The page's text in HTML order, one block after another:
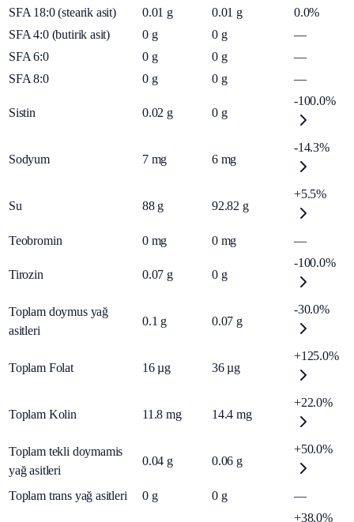
SFA 18:0 (stearik asit) 0.01 g 0.01 g
0.0%
SFA 4:0 (butirik asit)
0 g 0 g
—
SFA 6:0
0 g 0 g
—
SFA 8:0
0 g 0 g —
Sistin 0.02 g 0 g
-100.0%
Sodyum 7 mg 6 mg
-14.3%
Su 88 g 92.82 g
+5.5%
Teobromin 0 mg 0 mg —
Tirozin 0.07 g 0 g
-100.0%
Toplam doymus yağ
asitleri
0.1 g 0.07 g
-30.0%
Toplam Folat 16 µg 36 µg
+125.0%
Toplam Kolin 11.8 mg 14.4 mg
+22.0%
Toplam tekli doymamis
yağ asitleri
0.04 g 0.06 g
+50.0%
Toplam trans yağ asitleri 0 g 0 g —
+38.0%